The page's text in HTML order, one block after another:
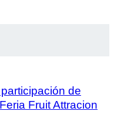
de
Fruit Attracion